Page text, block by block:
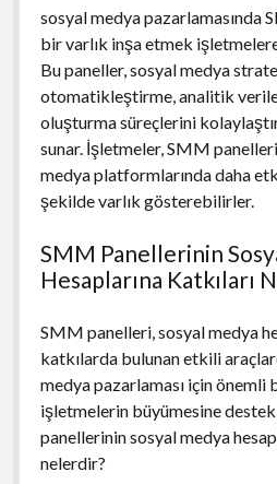
sosyal medya pazarlamasında
bir varlık inşa etmek
Bu paneller, sosyal medya
otomatikleştirme, analitik
oluşturma süreçlerini
sunar. İşletmeler, SMM
medya platformlarında daha
şekilde varlık gösterebilirler.
SMM Panellerinin
Hesaplarına Katkıları
SMM panelleri, sosyal medya
katkılarda bulunan etkili
medya pazarlaması için
işletmelerin büyümesine
panellerinin sosyal medya
nelerdir?